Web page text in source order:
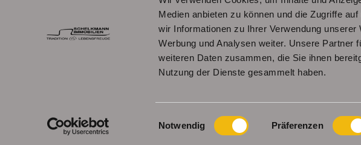
Medien anbieten zu können und die Zugriffe
wir Informationen zu Ihrer Verwendung
Werbung und Analysen weiter. Unsere Partner
weiteren Daten zusammen, die Sie ihnen
Nutzung der Dienste gesammelt haben.
Einwilligungsauswahl
Notwendig Präferenzen
Moderne, bezugsbereite
1Raumwohnung mit
Einbauküche &
Powered byImmonia GmbH